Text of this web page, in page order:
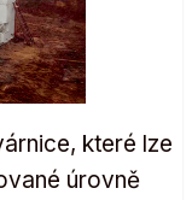
které lze
úrovně